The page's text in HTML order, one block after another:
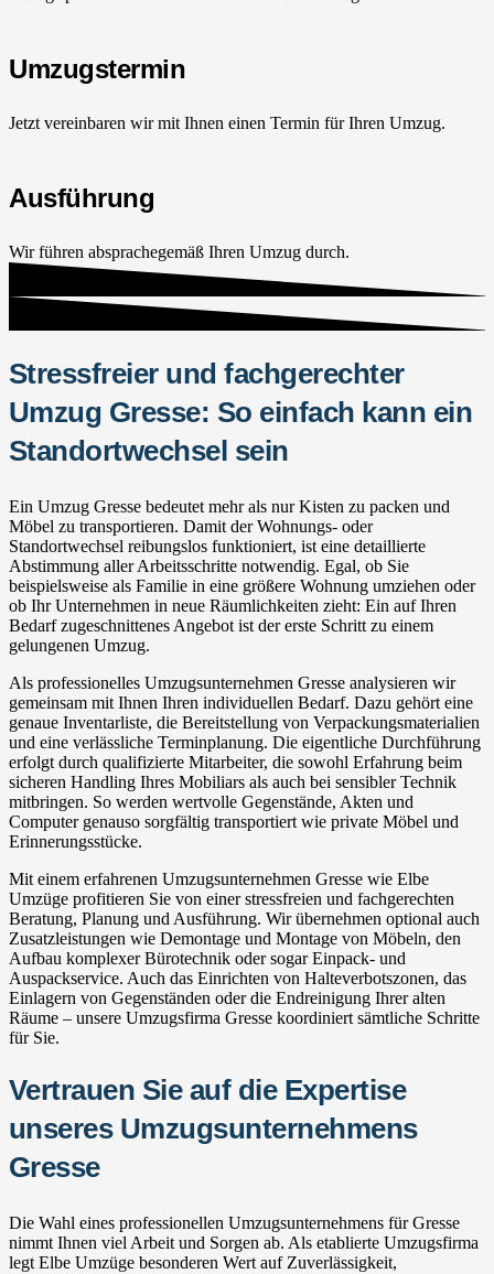
Umzugstermin
Jetzt vereinbaren wir mit Ihnen einen Termin für Ihren Umzug.
Ausführung
Wir führen absprachegemäß Ihren Umzug durch.
Stressfreier und fachgerechter
Umzug Gresse: So einfach kann ein
Standortwechsel sein
Ein Umzug Gresse bedeutet mehr als nur Kisten zu packen und
Möbel zu transportieren. Damit der Wohnungs- oder
Standortwechsel reibungslos funktioniert, ist eine detaillierte
Abstimmung aller Arbeitsschritte notwendig. Egal, ob Sie
beispielsweise als Familie in eine größere Wohnung umziehen oder
ob Ihr Unternehmen in neue Räumlichkeiten zieht: Ein auf Ihren
Bedarf zugeschnittenes Angebot ist der erste Schritt zu einem
gelungenen Umzug.
Als professionelles Umzugsunternehmen Gresse analysieren wir
gemeinsam mit Ihnen Ihren individuellen Bedarf. Dazu gehört eine
genaue Inventarliste, die Bereitstellung von Verpackungsmaterialien
und eine verlässliche Terminplanung. Die eigentliche Durchführung
erfolgt durch qualifizierte Mitarbeiter, die sowohl Erfahrung beim
sicheren Handling Ihres Mobiliars als auch bei sensibler Technik
mitbringen. So werden wertvolle Gegenstände, Akten und
Computer genauso sorgfältig transportiert wie private Möbel und
Erinnerungsstücke.
Mit einem erfahrenen Umzugsunternehmen Gresse wie Elbe
Umzüge profitieren Sie von einer stressfreien und fachgerechten
Beratung, Planung und Ausführung. Wir übernehmen optional auch
Zusatzleistungen wie Demontage und Montage von Möbeln, den
Aufbau komplexer Bürotechnik oder sogar Einpack- und
Auspackservice. Auch das Einrichten von Halteverbotszonen, das
Einlagern von Gegenständen oder die Endreinigung Ihrer alten
Räume – unsere Umzugsfirma Gresse koordiniert sämtliche Schritte
für Sie.
Vertrauen Sie auf die Expertise
unseres Umzugsunternehmens
Gresse
Die Wahl eines professionellen Umzugsunternehmens für Gresse
nimmt Ihnen viel Arbeit und Sorgen ab. Als etablierte Umzugsfirma
legt Elbe Umzüge besonderen Wert auf Zuverlässigkeit,